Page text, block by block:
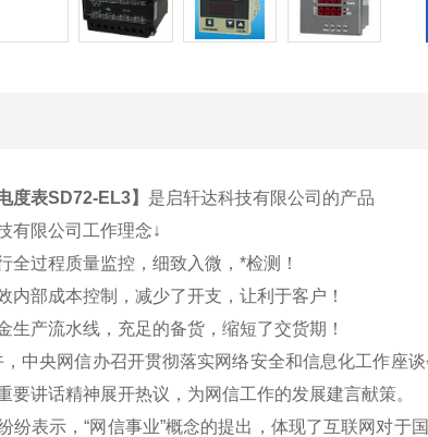
度表SD72-EL3】 是启轩达科技有限公司的产品
有限公司工作理念↓
全过程质量监控，细致入微，*检测！
内部成本控制，减少了开支，让利于客户！
生产流水线，充足的备货，缩短了交货期！
，中央网信办召开贯彻落实网络安全和信息化工作座
要讲话精神展开热议，为网信工作的发展建言献策。
表示，“网信事业”概念的提出，体现了互联网对于